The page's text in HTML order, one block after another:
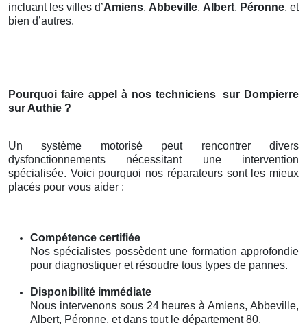
incluant les villes d’Amiens, Abbeville, Albert, Péronne, et
bien d’autres.
Pourquoi faire appel à nos techniciens sur Dompierre
sur Authie ?
Un système motorisé peut rencontrer divers
dysfonctionnements nécessitant une intervention
spécialisée. Voici pourquoi nos réparateurs sont les mieux
placés pour vous aider :
Compétence certifiée
Nos spécialistes possèdent une formation approfondie
pour diagnostiquer et résoudre tous types de pannes.
Disponibilité immédiate
Nous intervenons sous 24 heures à Amiens, Abbeville,
Albert, Péronne, et dans tout le département 80.